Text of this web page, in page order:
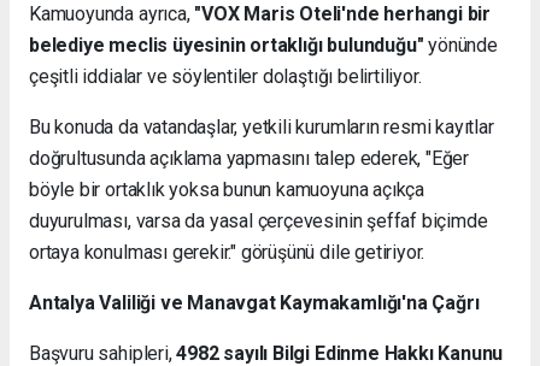
Kamuoyunda ayrıca, "VOX Maris Oteli'nde herhangi bir
belediye meclis üyesinin ortaklığı bulunduğu" yönünde
çeşitli iddialar ve söylentiler dolaştığı belirtiliyor.
Bu konuda da vatandaşlar, yetkili kurumların resmi kayıtlar
doğrultusunda açıklama yapmasını talep ederek, "Eğer
böyle bir ortaklık yoksa bunun kamuoyuna açıkça
duyurulması, varsa da yasal çerçevesinin şeffaf biçimde
ortaya konulması gerekir." görüşünü dile getiriyor.
Antalya Valiliği ve Manavgat Kaymakamlığı'na Çağrı
Başvuru sahipleri,4982 sayılı Bilgi Edinme Hakkı Kanunu